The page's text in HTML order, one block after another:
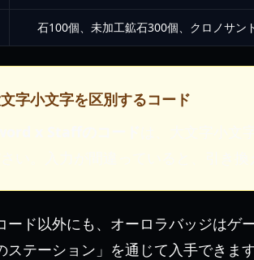
石100個、未加工鉱石300個、クロノサン
字小文字を区別するコード
ード以外にも、オーロラバッジはゲ
ステーション」を通じて入手でき